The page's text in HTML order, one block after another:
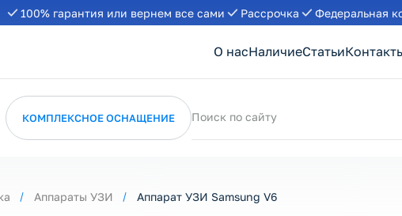
100% гарантия или вернем все сами Рассрочка Федеральная
О насНаличиеСтатьи
КОМПЛЕКСНОЕ ОСНАЩЕНИЕ Поиск по сайту
Аппараты УЗИ Аппарат УЗИ Samsung V6